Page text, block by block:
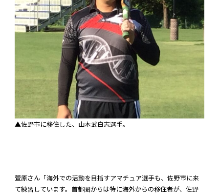
▲佐野市に移住した、山本武白志選手。
萱原さん「海外での活動を目指すアマチュア選手も、佐野市に来
て練習しています。首都圏からは特に海外からの移住者が、佐野